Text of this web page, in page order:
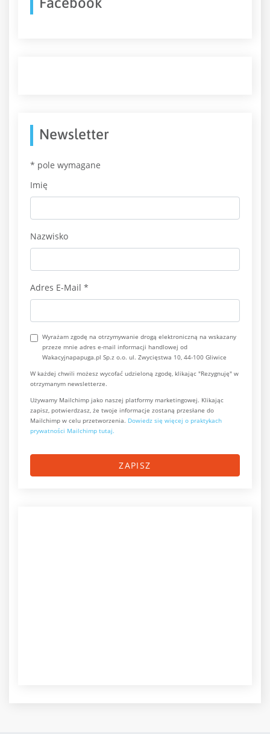
Newsletter
* pole wymagane
Imię
Nazwisko
Adres E-Mail *
Wyrażam zgodę na otrzymywanie drogą elektroniczną na wskazany
przeze mnie adres e-mail informacji handlowej od
Wakacyjnapapuga.pl Sp.z o.o. ul. Zwycięstwa 10, 44-100 Gliwice
W każdej chwili możesz wycofać udzieloną zgodę, klikając "Rezygnuję" w
otrzymanym newsletterze.
Używamy Mailchimp jako naszej platformy marketingowej. Klikając
zapisz, potwierdzasz, że twoje informacje zostaną przesłane do
Mailchimp w celu przetworzenia. Dowiedz się więcej o praktykach
prywatności Mailchimp tutaj.
ZAPISZ